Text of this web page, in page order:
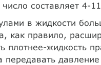
составляет 4-
в жидкости
как правило,
плотнее-жидкость
передавать